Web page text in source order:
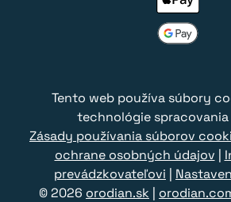
Tento web používa súbory
technológie spracovania
Zásady používania súborov
ochrane osobných údajov
prevádzkovateľovi
© 2026 orodian.sk